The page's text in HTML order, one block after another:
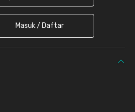
Masuk / Daftar